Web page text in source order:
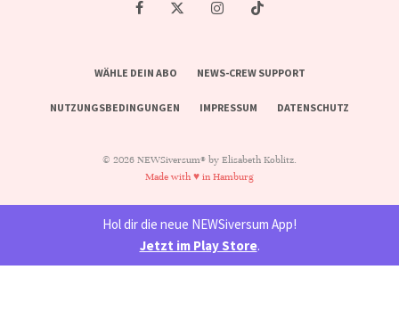
WÄHLE DEIN ABO NEWS-CREW SUPPORT
NUTZUNGSBEDINGUNGEN IMPRESSUM DATENSCHUTZ
© 2026 NEWSiversum® by Elisabeth Koblitz.
Made with ♥ in Hamburg
Hol dir die neue NEWSiversum App!
Jetzt im Play Store.